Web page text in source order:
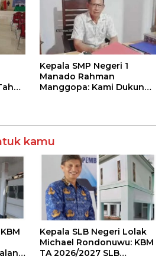
Kepala SMP Negeri 1
Manado Rahman
Manggopa: Kami Dukung
kamu
Kepala SLB Negeri Lolak
Michael Rondonuwu: KBM
TA 2026/2027 SLB